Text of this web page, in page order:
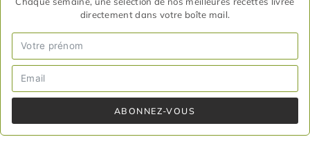
directement dans votre boîte mail.
ABONNEZ-VOUS